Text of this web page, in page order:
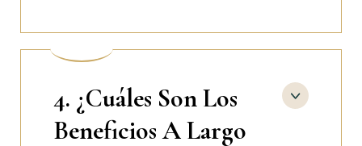
4. ¿Cuáles Son Los
Beneficios A Largo